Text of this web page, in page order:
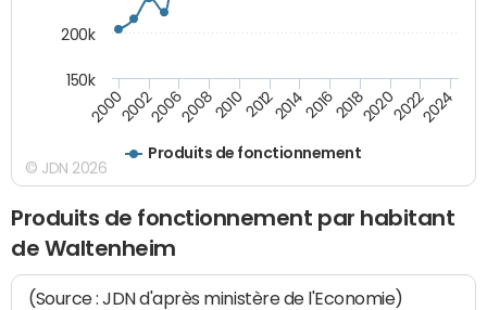
Produits de fonctionnement
200020022006200820102012201420162018202020222024
150k
200k
© JDN 2026
Produits de fonctionnement par habitant
de Waltenheim
(Source : JDN d'après ministère de l'Economie)